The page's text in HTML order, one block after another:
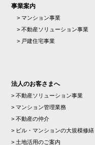
事業案内
> マンション事業
> 不動産ソリューション事業
> 戸建住宅事業
法人のお客さまへ
> 不動産ソリューション事業
> マンション管理業務
> 不動産の仲介
> ビル・マンションの大規模修繕
> 土地活用のご案内